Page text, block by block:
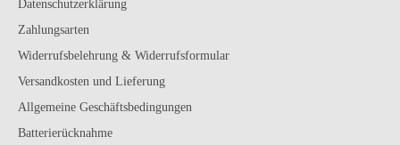
Datenschutzerklärung
Zahlungsarten
Widerrufsbelehrung & Widerrufsformular
Versandkosten und Lieferung
Allgemeine Geschäftsbedingungen
Batterierücknahme